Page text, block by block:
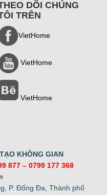
DÕI CHÚNG
TRÊN
VietHome
VietHome
VietHome
KHÔNG GIAN
877 – 0799 177 368
P. Đống Đa, Thành phố